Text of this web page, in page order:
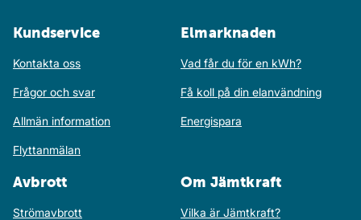
Kundservice
Kontakta oss
Frågor och svar
Allmän information
Flyttanmälan
Elmarknaden
Vad får du för en kWh?
Få koll på din elanvändning
Energispara
Avbrott
Strömavbrott
Om Jämtkraft
Vilka är Jämtkraft?